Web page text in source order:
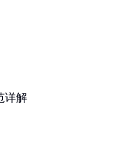
详解